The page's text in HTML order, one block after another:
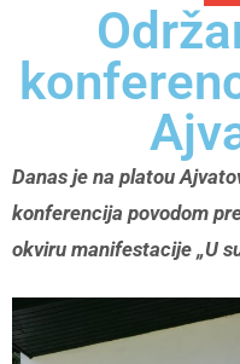
Danas je na platou
konferencija povodom
okviru manifestacije „U